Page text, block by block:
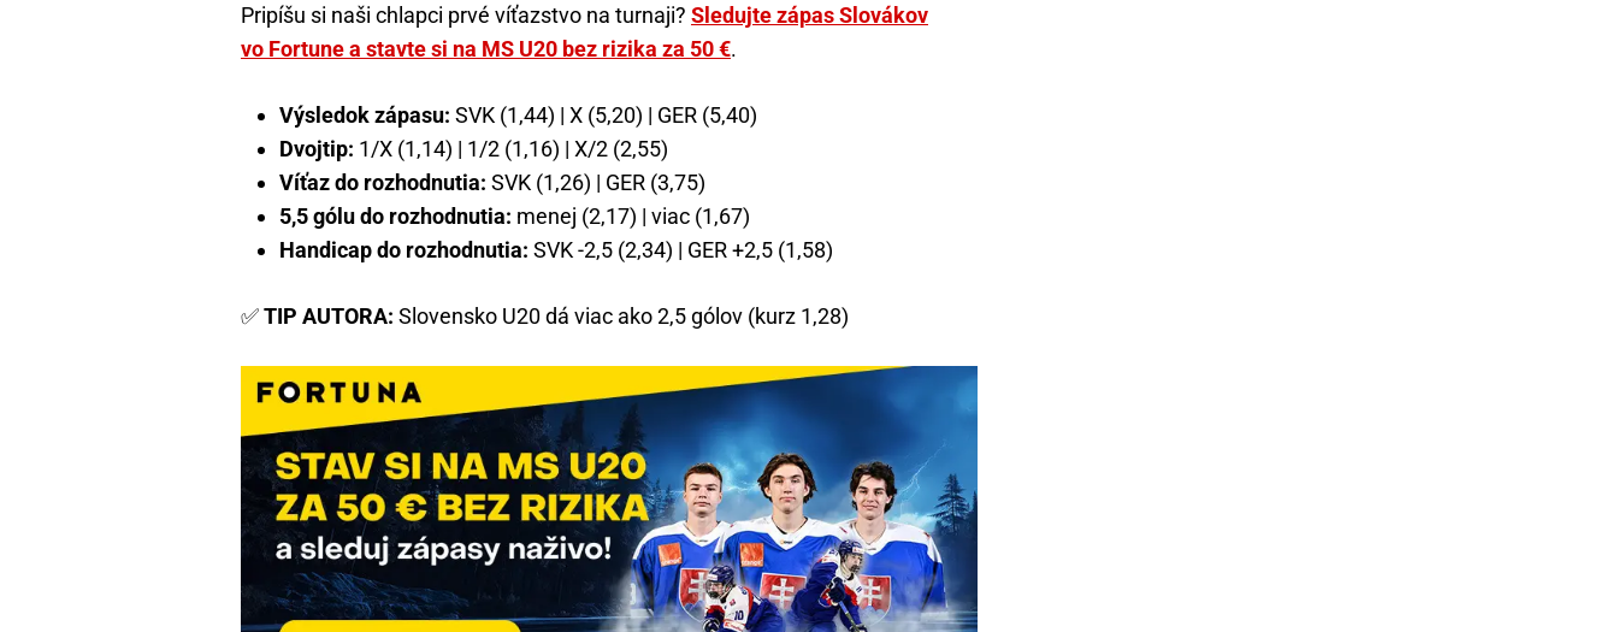
Pripíšu si naši chlapci prvé víťazstvo na turnaji? Sledujte zápas Slovákov
vo Fortune a stavte si na MS U20 bez rizika za 50 €.
Výsledok zápasu: SVK (1,44) | X (5,20) | GER (5,40)
Dvojtip: 1/X (1,14) | 1/2 (1,16) | X/2 (2,55)
Víťaz do rozhodnutia: SVK (1,26) | GER (3,75)
5,5 gólu do rozhodnutia: menej (2,17) | viac (1,67)
Handicap do rozhodnutia: SVK -2,5 (2,34) | GER +2,5 (1,58)
✅TIP AUTORA: Slovensko U20 dá viac ako 2,5 gólov (kurz 1,28)